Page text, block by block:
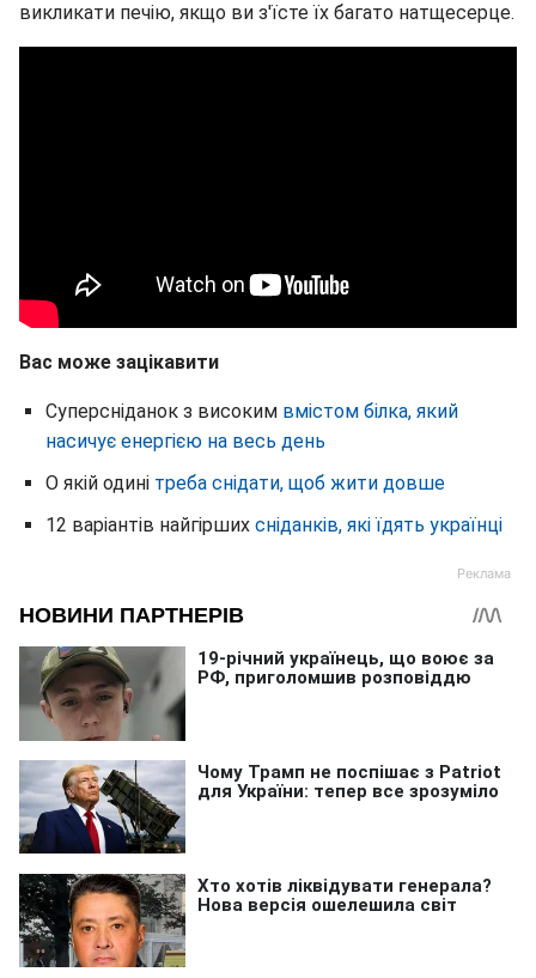
викликати печію, якщо ви з'їсте їх багато натщесерце.
Вас може зацікавити
Суперсніданок з високим вмістом білка, який
насичує енергією на весь день
О якій одині треба снідати, щоб жити довше
12 варіантів найгірших сніданків, які їдять українці